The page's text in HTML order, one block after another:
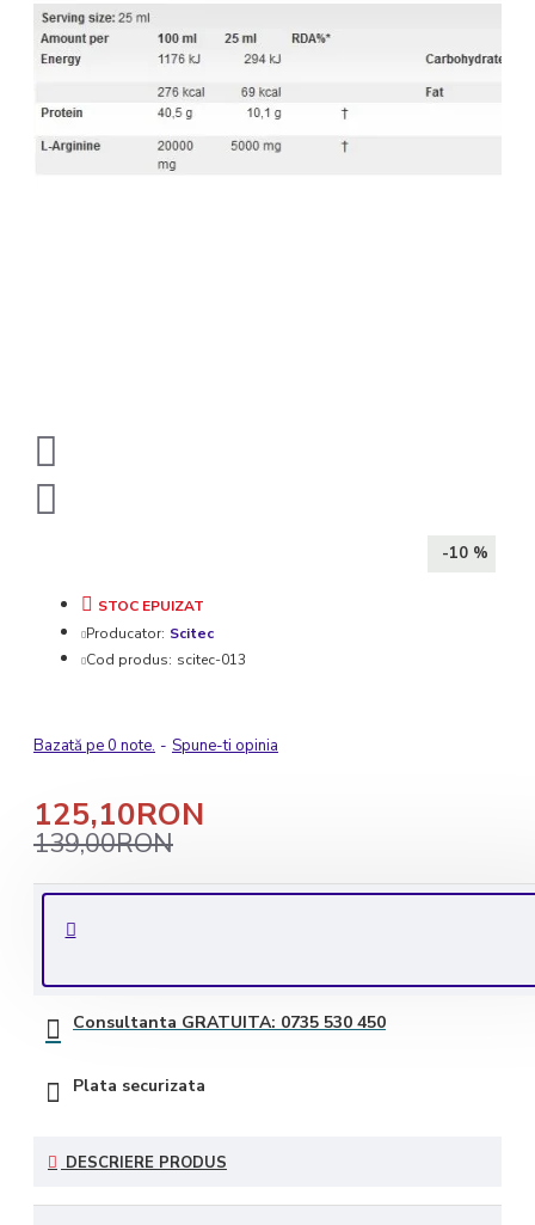
-10 %
STOC EPUIZAT
Producator: Scitec
Cod produs: scitec-013
Bazată pe 0 note. - Spune-ti opinia
125,10RON
139,00RON
Livrare rapida in 1-2 zile lucratoare
Consultanta GRATUITA: 0735 530 450
Plata securizata
DESCRIERE PRODUS